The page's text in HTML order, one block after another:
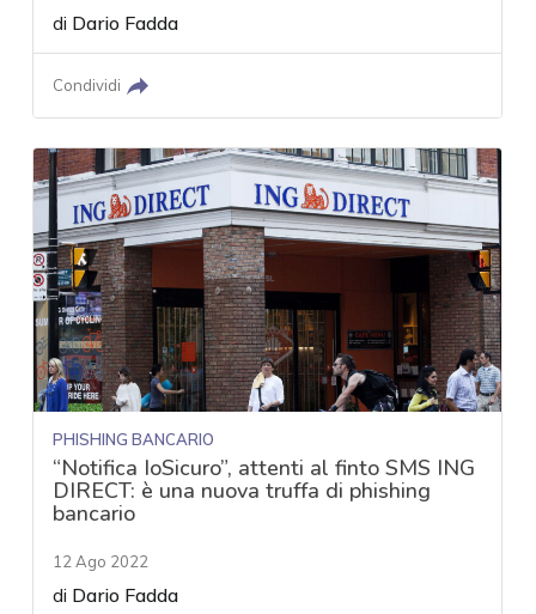
di Dario Fadda
Condividi
PHISHING BANCARIO
“Notifica IoSicuro”, attenti al finto SMS ING
DIRECT: è una nuova truffa di phishing
bancario
12 Ago 2022
di Dario Fadda